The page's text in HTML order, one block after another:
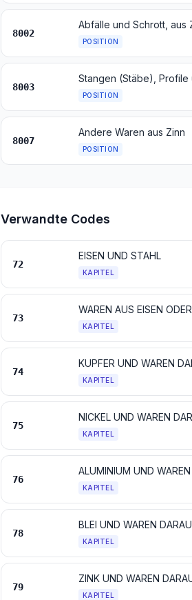
8002
Abfälle und Schrott, aus
POSITION
8003
Stangen (Stäbe), Profile
POSITION
8007
Andere Waren aus Zinn
POSITION
Verwandte Codes
72
EISEN UND STAHL
KAPITEL
73
WAREN AUS EISEN
KAPITEL
74
KUPFER UND WAREN
KAPITEL
75
NICKEL UND WAREN
KAPITEL
76
ALUMINIUM UND
KAPITEL
78
BLEI UND WAREN
KAPITEL
79
ZINK UND WAREN
KAPITEL